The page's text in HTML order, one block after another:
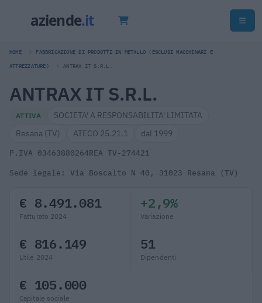
HOME FABBRICAZIONE DI PRODOTTI IN METALLO (ESCLUSI MACCHINARI E
ATTREZZATURE) ANTRAX IT S.R.L.
ANTRAX IT S.R.L.
ATTIVA
SOCIETA' A RESPONSABILITA' LIMITATA
Resana (TV)
ATECO 25.21.1 dal 1999
P.IVA 03463880264REA TV-274421
Sede legale: Via Boscalto N 40, 31023 Resana (TV)
€ 8.491.081
Fatturato 2024
+2,9%
Variazione
€ 816.149
Utile 2024
51
Dipendenti
€ 105.000
Capitale sociale